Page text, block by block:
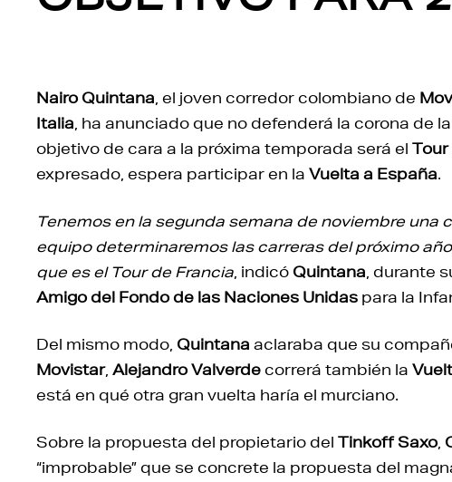
Nairo Quintana , el joven corredor colombiano de
Italia , ha anunciado que no defenderá la corona de
objetivo de cara a la próxima temporada será el Tour
expresado, espera participar en la Vuelta a España.
Tenemos en la segunda semana de noviembre una
equipo determinaremos las carreras del próximo
que es el Tour de Francia , indicó Quintana , durante
Amigo del Fondo de las Naciones Unidas para la
Del mismo modo, Quintana aclaraba que su
Movistar, Alejandro Valverdecorrerá también la
está en qué otra gran vuelta haría el murciano.
Sobre la propuesta del propietario del Tinkoff Saxo
“improbable” que se concrete la propuesta del